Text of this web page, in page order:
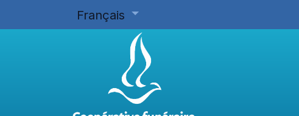
Français